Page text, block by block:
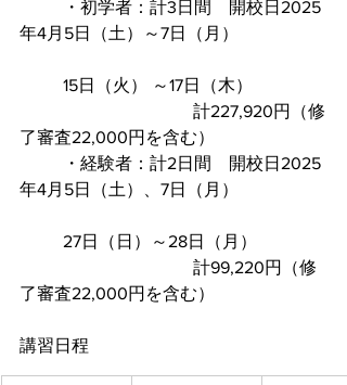
年4月5日（土）～7日（月）
15日（火） ～17日（木）
了審査22,000円を含む）
年4月5日（土）、7日（月）
27日（日）～28日（月）
了審査22,000円を含む）
講習日程